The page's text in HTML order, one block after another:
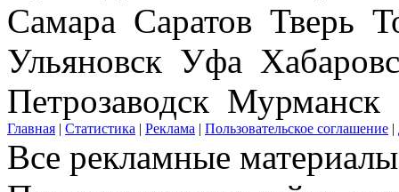
Самара Саратов Тверь
Ульяновск Уфа
Петрозаводск Мурманск
Главная | Статистика | Реклама | Пользовательское соглашение |
Все рекламные